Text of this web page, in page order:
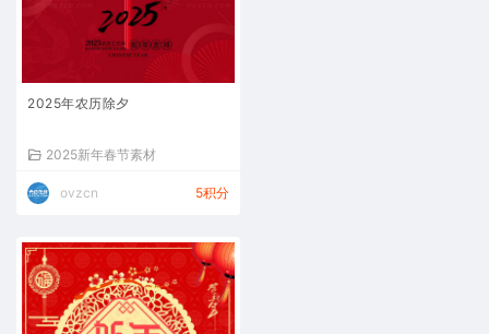
2025年农历除夕
2025新年春节素材
ovzcn 5积分